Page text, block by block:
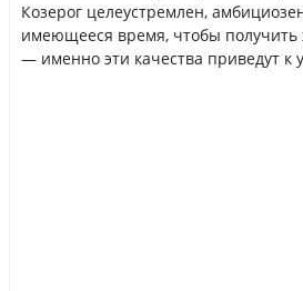
Козерог целеустремлен,
имеющееся время, чтобы получить
— именно эти качества приведут к